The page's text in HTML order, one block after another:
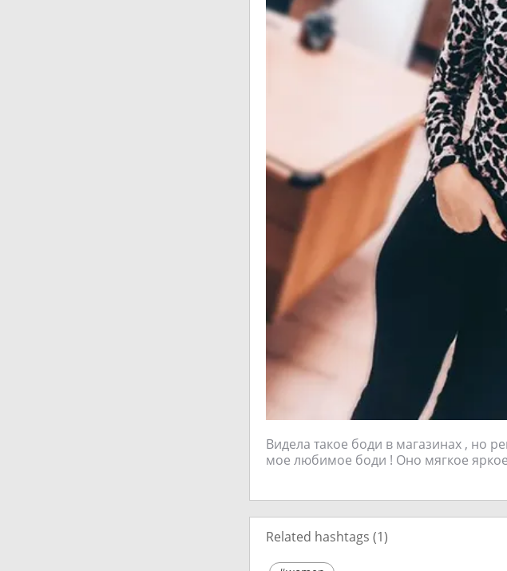
Видела такое боди в магазинах , но
мое любимое боди ! Оно мягкое
Related hashtags (1)